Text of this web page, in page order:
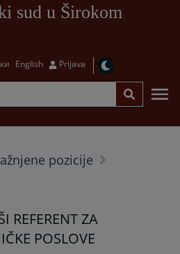
sud u Širokom
English Prijava
pozicije
REFERENT ZA
POSLOVE